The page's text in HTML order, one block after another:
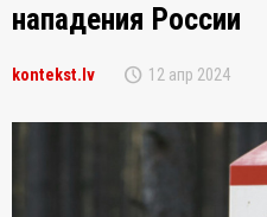
нападения России
kontekst.lv schedule 12 апр 2024